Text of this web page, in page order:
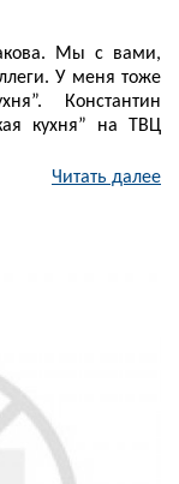
Мы с вами,
У меня тоже
Константин
кухня” на ТВЦ
Читать далее